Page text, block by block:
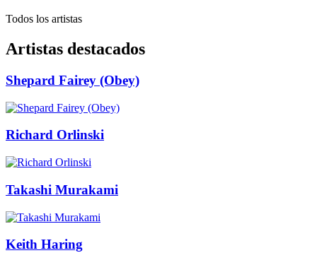
Todos los artistas
Artistas destacados
Shepard Fairey (Obey)
Richard Orlinski
Takashi Murakami
Keith Haring